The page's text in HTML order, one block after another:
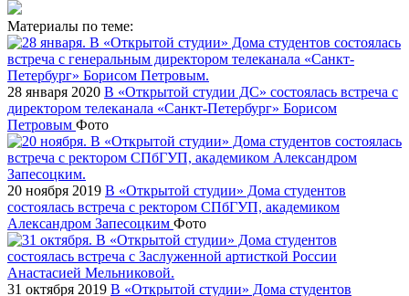
Материалы по теме:
28 января 2020 В «Открытой студии ДС» состоялась встреча с
директором телеканала «Санкт-Петербург» Борисом
Петровым Фото
20 ноября 2019 В «Открытой студии» Дома студентов
состоялась встреча с ректором СПбГУП, академиком
Александром Запесоцким Фото
31 октября 2019 В «Открытой студии» Дома студентов